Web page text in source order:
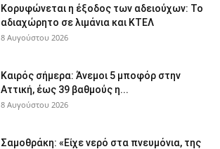
Κορυφώνεται η έξοδος των αδειούχων: Το
αδιαχώρητο σε λιμάνια και ΚΤΕΛ
8 Αυγούστου 2026
Καιρός σήμερα: Άνεμοι 5 μποφόρ στην
Αττική, έως 39 βαθμούς η...
8 Αυγούστου 2026
Σαμοθράκη: «Είχε νερό στα πνευμόνια, της